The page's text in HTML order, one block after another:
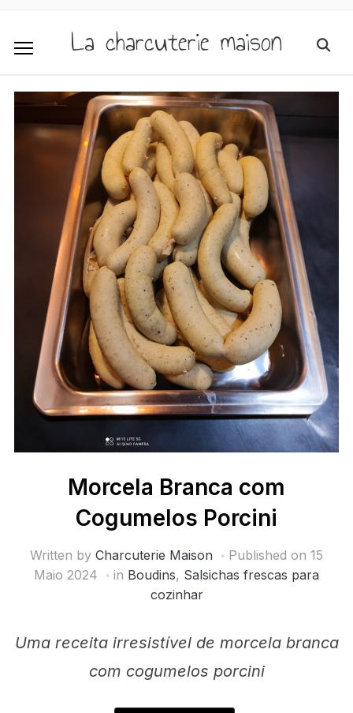
La charcuterie maison
Morcela Branca com
Cogumelos Porcini
Written by Charcuterie Maison Published on 15
Maio 2024
in Boudins, Salsichas frescas para
cozinhar
Uma receita irresistível de morcela branca
com cogumelos porcini